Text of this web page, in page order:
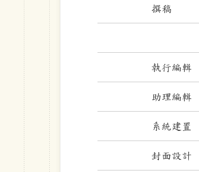
撰稿
執行編輯
助理編輯
系統建置
封面設計